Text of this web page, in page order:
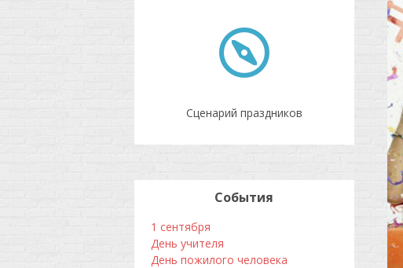
Сценарий праздников
События
1 сентября
День учителя
День пожилого человека